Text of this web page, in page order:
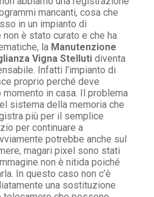
mancanti, cosa che
in un impianto di
è stato curato e che ha
la Manutenzione
Vigna Stelluti diventa
Infatti l’impianto di
proprio perché deve
in casa. Il problema
sistema della memoria che
più per il semplice
per continuare a
potrebbe anche sul
magari pixel sono stati
non è nitida poiché
In questo caso non c’è
una sostituzione